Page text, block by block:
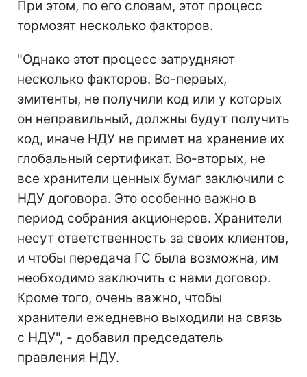
При этом, по его словам, этот процесс
тормозят несколько факторов.
"Однако этот процесс затрудняют
несколько факторов. Во-первых,
эмитенты, не получили код или у которых
он неправильный, должны будут получить
код, иначе НДУ не примет на хранение их
глобальный сертификат. Во-вторых, не
все хранители ценных бумаг заключили с
НДУ договора. Это особенно важно в
период собрания акционеров. Хранители
несут ответственность за своих клиентов,
и чтобы передача ГС была возможна, им
необходимо заключить с нами договор.
Кроме того, очень важно, чтобы
хранители ежедневно выходили на связь
с НДУ", - добавил председатель
правления НДУ.